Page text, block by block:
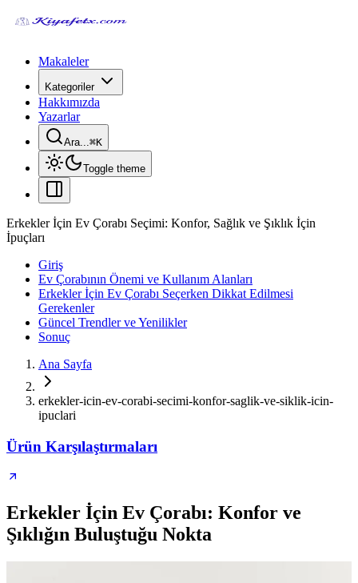
Makaleler
Kategoriler
Hakkımızda
Yazarlar
Ara...⌘K
Toggle theme
Erkekler İçin Ev Çorabı Seçimi: Konfor, Sağlık ve Şıklık İçin
İpuçları
Giriş
Ev Çorabının Önemi ve Kullanım Alanları
Erkekler İçin Ev Çorabı Seçerken Dikkat Edilmesi
Gerekenler
Güncel Trendler ve Yenilikler
Sonuç
Ana Sayfa
erkekler-icin-ev-corabi-secimi-konfor-saglik-ve-siklik-icin-
ipuclari
Ürün Karşılaştırmaları
Erkekler İçin Ev Çorabı: Konfor ve
Şıklığın Buluştuğu Nokta